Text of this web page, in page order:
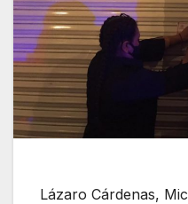
Lázaro Cárdenas,